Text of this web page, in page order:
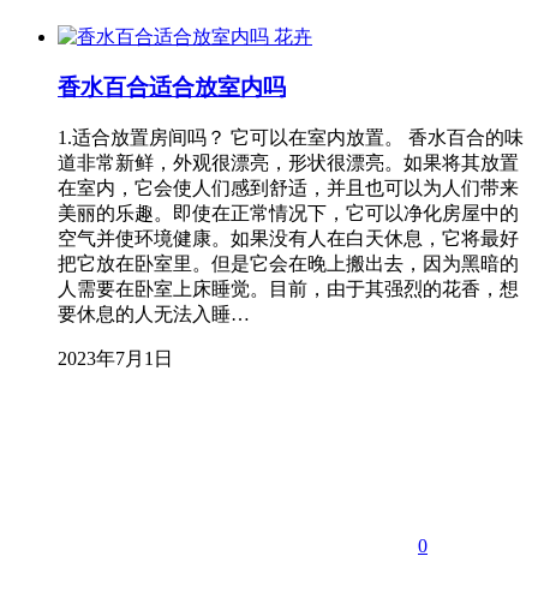
花卉
香水百合适合放室内吗
1.适合放置房间吗？ 它可以在室内放置。 香水百合的味
道非常新鲜，外观很漂亮，形状很漂亮。如果将其放置
在室内，它会使人们感到舒适，并且也可以为人们带来
美丽的乐趣。即使在正常情况下，它可以净化房屋中的
空气并使环境健康。如果没有人在白天休息，它将最好
把它放在卧室里。但是它会在晚上搬出去，因为黑暗的
人需要在卧室上床睡觉。目前，由于其强烈的花香，想
要休息的人无法入睡…
2023年7月1日
0